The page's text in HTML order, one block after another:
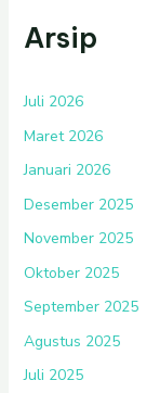
Arsip
Juli 2026
Maret 2026
Januari 2026
Desember 2025
November 2025
Oktober 2025
September 2025
Agustus 2025
Juli 2025